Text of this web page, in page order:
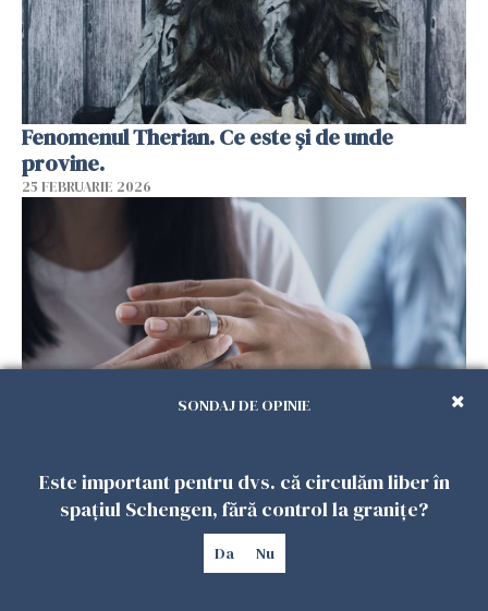
Fenomenul Therian. Ce este și de unde
provine.
25 FEBRUARIE 2026
resimțit ca traumă pentru românii familiști și
tradiționaliști?
SONDAJ DE OPINIE
Este important pentru dvs. că circulăm liber în
spațiul Schengen, fără control la granițe?
Da Nu